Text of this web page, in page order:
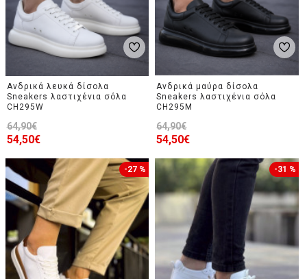
Ανδρικά λευκά δίσολα
Sneakers λαστιχένια σόλα
CH295W
54,50€
64,90€
Ανδρικά μαύρα δίσολα
Sneakers λαστιχένια σόλα
CH295M
54,50€
64,90€
-27 % -31 %